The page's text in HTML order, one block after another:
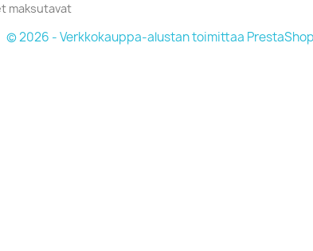
maksutavat
© 2026 - Verkkokauppa-alustan toimittaa